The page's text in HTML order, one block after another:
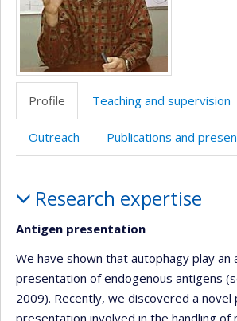
Profile Teaching and supervision
Outreach Publications and
Research expertise
Antigen presentation
We have shown that autophagy play an
presentation of endogenous antigens
2009). Recently, we discovered a novel
presentation involved in the handling of